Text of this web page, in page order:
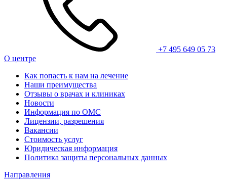
+7 495 649 05 73
О центре
Как попасть к нам на лечение
Наши преимущества
Отзывы о врачах и клиниках
Новости
Информация по ОМС
Лицензии, разрешения
Вакансии
Стоимость услуг
Юридическая информация
Политика защиты персональных данных
Направления